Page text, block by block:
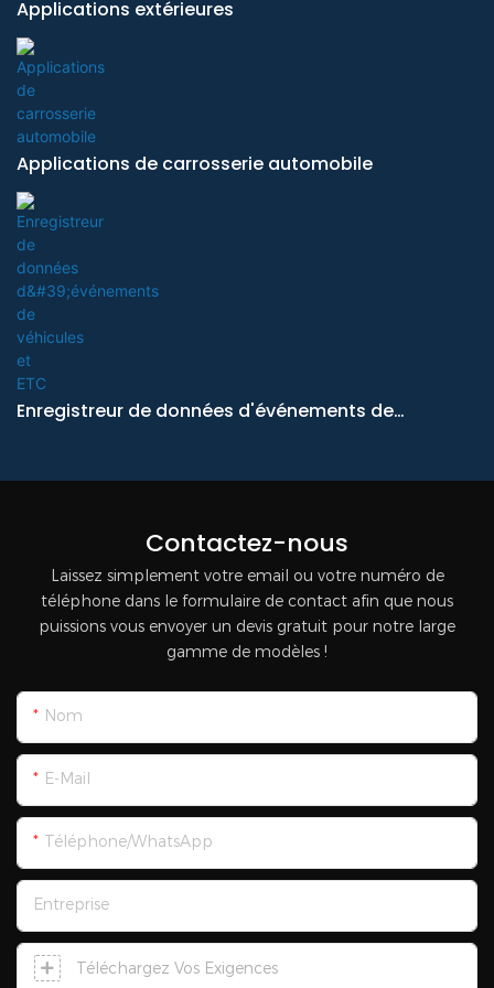
Applications extérieures
Applications de carrosserie automobile
Enregistreur de données d'événements de
Contactez-nous
Laissez simplement votre email ou votre numéro de
téléphone dans le formulaire de contact afin que nous
puissions vous envoyer un devis gratuit pour notre large
gamme de modèles !
Nom
E-Mail
Téléphone/WhatsApp
Entreprise
Téléchargez Vos Exigences